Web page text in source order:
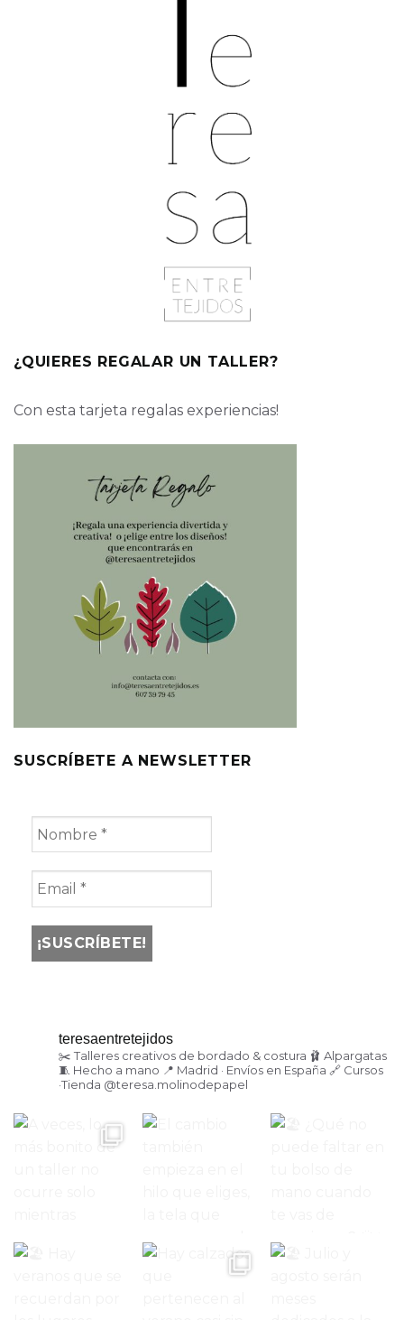
¿QUIERES REGALAR UN TALLER?
Con esta tarjeta regalas experiencias!
SUSCRÍBETE A NEWSLETTER
teresaentretejidos
✂️ Talleres creativos de bordado & costura 🩰 Alpargatas
🧵 Hecho a mano 📍 Madrid · Envíos en España 🔗 Cursos
·Tienda @teresa.molinodepapel